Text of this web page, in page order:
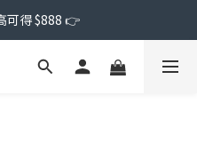
可得 $888 👉